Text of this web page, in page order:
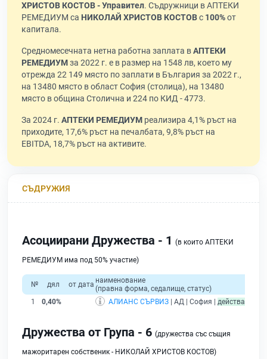
ХРИСТОВ КОСТОВ - Управител. Съдружници в АПТЕКИ
РЕМЕДИУМ са НИКОЛАЙ ХРИСТОВ КОСТОВс 100%от
капитала.
Средномесечната нетна работна заплата вАПТЕКИ
РЕМЕДИУМза 2022 г. е в размер на 1548 лв, което му
отрежда 22 149 място по заплати в България за 2022 г.,
на 13480 място в област София (столица), на 13480
място в община Столична и 224 по КИД - 4773.
За 2024 г. АПТЕКИ РЕМЕДИУМ реализира 4,1% ръст на
приходите, 17,6% ръст на печалбата, 9,8% ръст на
EBITDA, 18,7% ръст на активите.
СЪДРУЖИЯ
Асоциирани Дружества - 1 (в които АПТЕКИ
РЕМЕДИУМ има под 50% участие)
№ дял от дата наименование
(правна форма, седалище, статус)
1
0,40% АЛИАНС СЪРВИЗ | АД | София | действащ
Дружества от Група - 6 (дружества със същия
мажоритарен собственик - НИКОЛАЙ ХРИСТОВ КОСТОВ)